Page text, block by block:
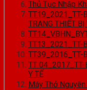
Thủ Tục Nhập
TT19_2021_TT-
TRANG THIẾT BỊ
TT13_2021_TT-
TT39_2016_TT-
TT 04_2017_TT-
Y TẾ
Máy Thở